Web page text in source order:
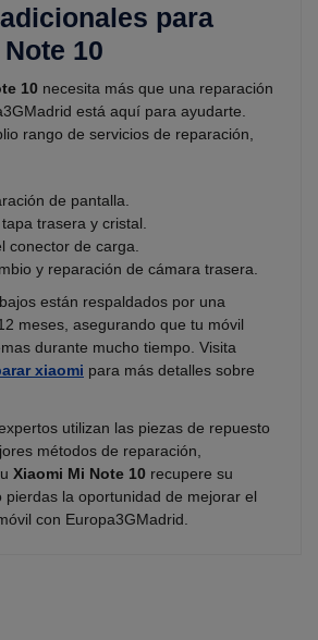
para
10
10 necesita más que una reparación
está aquí para ayudarte.
rango de servicios de reparación,
de pantalla.
trasera y cristal.
conector de carga.
y reparación de cámara trasera.
están respaldados por una
meses, asegurando que tu móvil
durante mucho tiempo. Visita
xiaomi para más detalles sobre
utilizan las piezas de repuesto
métodos de reparación,
Xiaomi Mi Note 10 recupere su
pierdas la oportunidad de mejorar el
con Europa3GMadrid.